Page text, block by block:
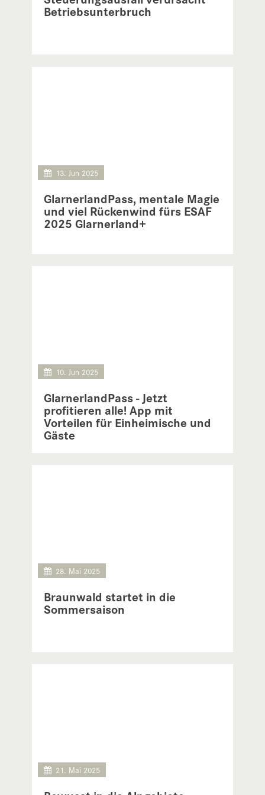
Betriebsunterbruch
GlarnerlandPass, mentale Magie
und viel Rückenwind fürs ESAF
2025 Glarnerland+
13. Jun 2025
GlarnerlandPass - Jetzt
profitieren alle! App mit
Vorteilen für Einheimische und
Gäste
10. Jun 2025
Braunwald startet in die
Sommersaison
28. Mai 2025
21. Mai 2025